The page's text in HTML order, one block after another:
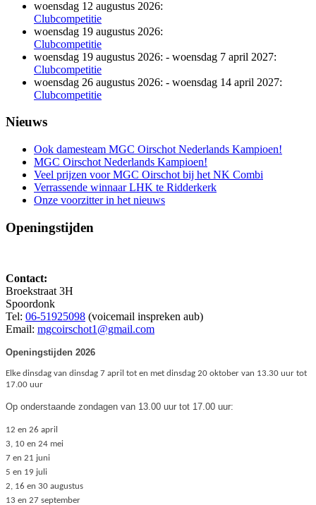
woensdag 12 augustus 2026:
Clubcompetitie
woensdag 19 augustus 2026:
Clubcompetitie
woensdag 19 augustus 2026: - woensdag 7 april 2027:
Clubcompetitie
woensdag 26 augustus 2026: - woensdag 14 april 2027:
Clubcompetitie
Nieuws
Ook damesteam MGC Oirschot Nederlands Kampioen!
MGC Oirschot Nederlands Kampioen!
Veel prijzen voor MGC Oirschot bij het NK Combi
Verrassende winnaar LHK te Ridderkerk
Onze voorzitter in het nieuws
Openingstijden
Contact:
Broekstraat 3H
Spoordonk
Tel: 06-51925098 (voicemail inspreken aub)
Email: mgcoirschot1@gmail.com
Openingstijden 2026
Elke dinsdag van dinsdag 7 april tot en met dinsdag 20 oktober van 13.30 uur tot
17.00 uur
Op onderstaande zondagen van 13.00 uur tot 17.00 uur:
12 en 26 april
3, 10 en 24 mei
7 en 21 juni
5 en 19 juli
2, 16 en 30 augustus
13 en 27 september